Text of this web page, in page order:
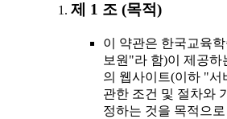
제 1 조 (목적)
이 약관은 한국교육
보원"라 함)이 제공
의 웹사이트(이하 "서
관한 조건 및 절차와
정하는 것을 목적으